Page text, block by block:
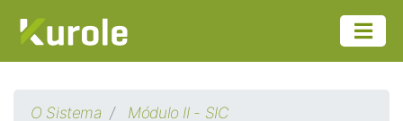
O Sistema Módulo II - SIC